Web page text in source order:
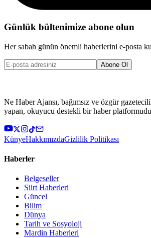
Günlük bültenimize abone olun
Her sabah günün önemli haberlerini e-posta
Abone Ol
Ne Haber Ajansı, bağımsız ve özgür
yapan, okuyucu destekli bir haber
KünyeHakkımızdaGizlilik Politikası
Haberler
Belgeseller
Siirt Haberleri
Güncel
Bilim
Dünya
Tarih ve Sosyoloji
Mardin Haberleri